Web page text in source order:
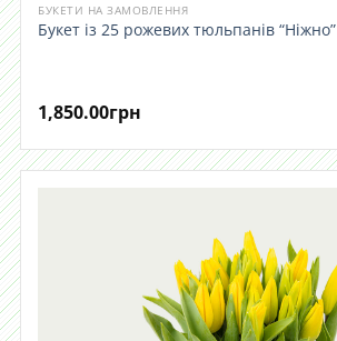
БУКЕТИ НА ЗАМОВЛЕННЯ
Букет із 25 рожевих тюльпанів “Ніжно”
1,850.00грн